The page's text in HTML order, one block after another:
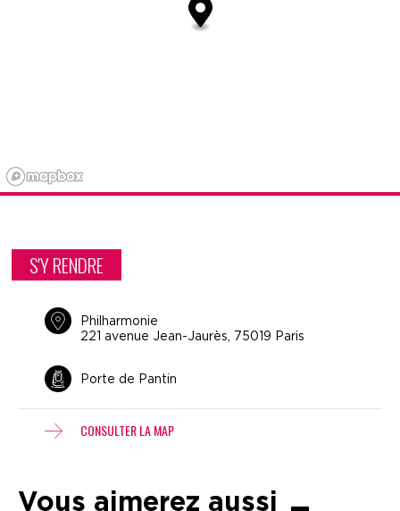
S'Y RENDRE
Philharmonie
221 avenue Jean-Jaurès, 75019 Paris
Porte de Pantin
CONSULTER LA MAP
Vous aimerez aussi